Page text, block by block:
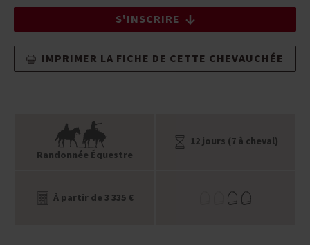
S'INSCRIRE
IMPRIMER LA FICHE DE CETTE CHEVAUCHÉE
Randonnée Équestre
12 jours (7 à cheval)
À partir de 3 335 €